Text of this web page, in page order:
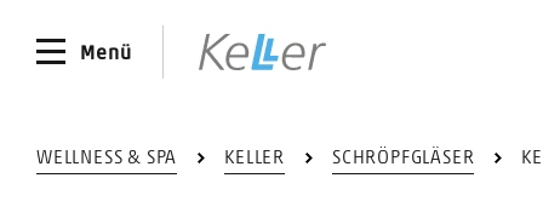
Menü
WELLNESS & SPA KELLER SCHRÖPFGLÄSER